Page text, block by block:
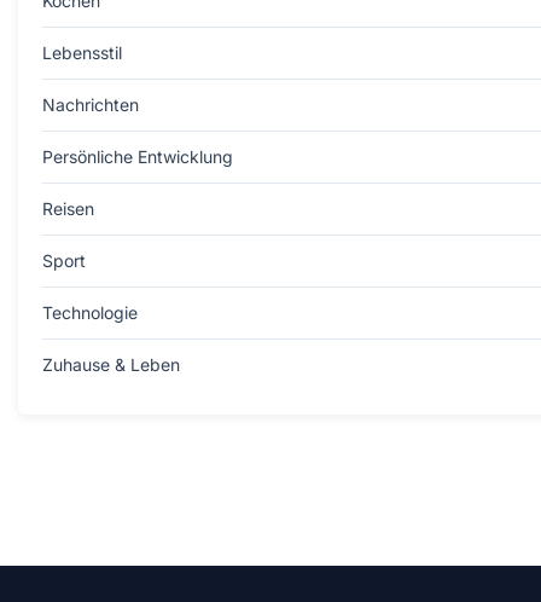
Lebensstil
Nachrichten
Persönliche Entwicklung
Reisen
Sport
Technologie
Zuhause & Leben